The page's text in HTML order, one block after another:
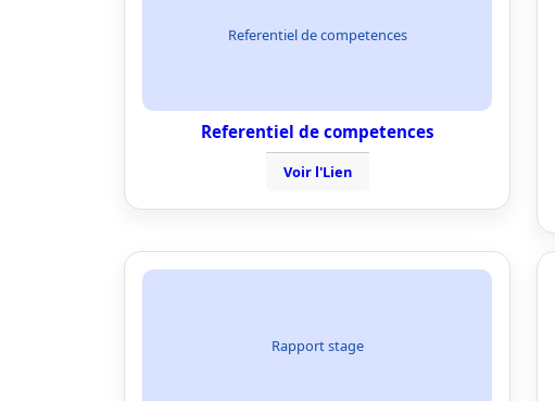
Referentiel de competences
Referentiel de competences
Voir l'Lien
Rapport stage